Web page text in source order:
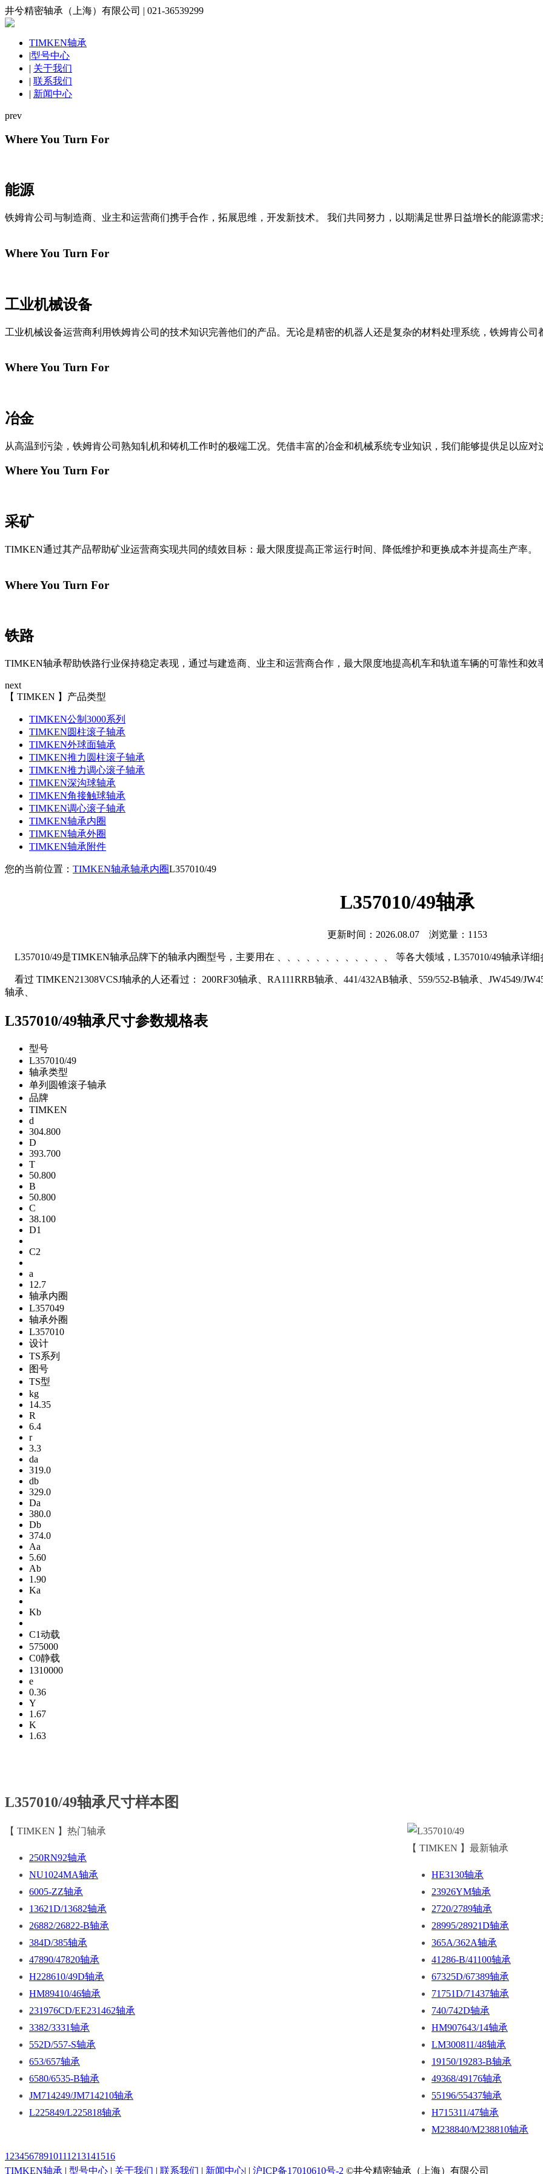
井兮精密轴承（上海）有限公司 | 021-36539299
TIMKEN轴承
|型号中心
| 关于我们
| 联系我们
| 新闻中心
prev
Where You Turn For
能源
铁姆肯公司与制造商、业主和运营商们携手合作，拓展思维，开发新技术。 我们共同努力，以期满足世界日益增长的能源需
Where You Turn For
工业机械设备
工业机械设备运营商利用铁姆肯公司的技术知识完善他们的产品。无论是精密的机器人还是复杂的材料处理系统，铁姆肯公司
Where You Turn For
冶金
从高温到污染，铁姆肯公司熟知轧机和铸机工作时的极端工况。凭借丰富的冶金和机械系统专业知识，我们能够提供足以应
Where You Turn For
采矿
TIMKEN通过其产品帮助矿业运营商实现共同的绩效目标：最大限度提高正常运行时间、降低维护和更换成本并提高生产率。
Where You Turn For
铁路
TIMKEN轴承帮助铁路行业保持稳定表现，通过与建造商、业主和运营商合作，最大限度地提高机车和轨道车辆的可靠性和效
next
【 TIMKEN 】产品类型
TIMKEN公制3000系列
TIMKEN圆柱滚子轴承
TIMKEN外球面轴承
TIMKEN推力圆柱滚子轴承
TIMKEN推力调心滚子轴承
TIMKEN深沟球轴承
TIMKEN角接触球轴承
TIMKEN调心滚子轴承
TIMKEN轴承内圈
TIMKEN轴承外圈
TIMKEN轴承附件
您的当前位置： TIMKEN轴承轴承内圈L357010/49
L357010/49轴承
更新时间：2026.08.07 浏览量：1153
L357010/49是TIMKEN轴承品牌下的轴承内圈型号，主要用在 、、、、、、、、、、、、 等各大领域，L357010/49轴承详
看过 TIMKEN21308VCSJ轴承的人还看过： 200RF30轴承、RA111RRB轴承、441/432AB轴承、559/552-B轴承、JW4549/
轴承、
L357010/49轴承尺寸参数规格表
型号
L357010/49
轴承类型
单列圆锥滚子轴承
品牌
TIMKEN
d
304.800
D
393.700
T
50.800
B
50.800
C
38.100
D1
C2
a
12.7
轴承内圈
L357049
轴承外圈
L357010
设计
TS系列
图号
TS型
kg
14.35
R
6.4
r
3.3
da
319.0
db
329.0
Da
380.0
Db
374.0
Aa
5.60
Ab
1.90
Ka
Kb
C1动载
575000
C0静载
1310000
e
0.36
Y
1.67
K
1.63
L357010/49轴承尺寸样本图
【 TIMKEN 】热门轴承
250RN92轴承
NU1024MA轴承
6005-ZZ轴承
13621D/13682轴承
26882/26822-B轴承
384D/385轴承
47890/47820轴承
H228610/49D轴承
HM89410/46轴承
231976CD/EE231462轴承
3382/3331轴承
552D/557-S轴承
653/657轴承
6580/6535-B轴承
JM714249/JM714210轴承
L225849/L225818轴承
【 TIMKEN 】最新轴承
HE3130轴承
23926YM轴承
2720/2789轴承
28995/28921D轴承
365A/362A轴承
41286-B/41100轴承
67325D/67389轴承
71751D/71437轴承
740/742D轴承
HM907643/14轴承
LM300811/48轴承
19150/19283-B轴承
49368/49176轴承
55196/55437轴承
H715311/47轴承
M238840/M238810轴承
1 2345678910111213141516
TIMKEN轴承 | 型号中心 | 关于我们 | 联系我们 | 新闻中心| | 沪ICP备17010610号-2 ©井兮精密轴承（上海）有限公司